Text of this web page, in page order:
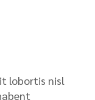
lobortis nisl